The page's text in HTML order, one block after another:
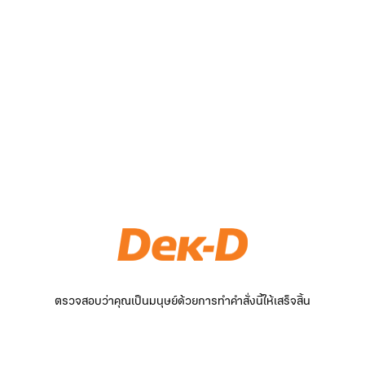
ตรวจสอบว่าคุณเป็นมนุษย์ด้วยการทำคำสั่งนี้ให้เสร็จสิ้น